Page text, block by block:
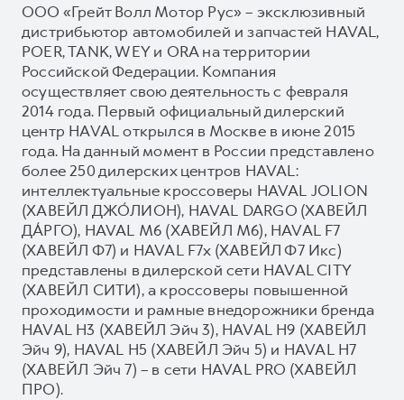
ООО «Грейт Волл Мотор Рус» – эксклюзивный
дистрибьютор автомобилей и запчастей HAVAL,
POER, TANK, WEY и ORA на территории
Российской Федерации. Компания
осуществляет свою деятельность с февраля
2014 года. Первый официальный дилерский
центр HAVAL открылся в Москве в июне 2015
года. На данный момент в России представлено
более 250 дилерских центров HAVAL:
интеллектуальные кроссоверы HAVAL JOLION
(ХАВЕЙЛ ДЖО́ЛИОН), HAVAL DARGO (ХАВЕЙЛ
ДА́РГО), HAVAL М6 (ХАВЕЙЛ M6), HAVAL F7
(ХАВЕЙЛ Ф7) и HAVAL F7x (ХАВЕЙЛ Ф7 Икс)
представлены в дилерской сети HAVAL CITY
(ХАВЕЙЛ СИТИ), а кроссоверы повышенной
проходимости и рамные внедорожники бренда
HAVAL H3 (ХАВЕЙЛ Эйч 3), HAVAL H9 (ХАВЕЙЛ
Эйч 9), HAVAL H5 (ХАВЕЙЛ Эйч 5) и HAVAL H7
(ХАВЕЙЛ Эйч 7) – в сети HAVAL PRO (ХАВЕЙЛ
ПРО).